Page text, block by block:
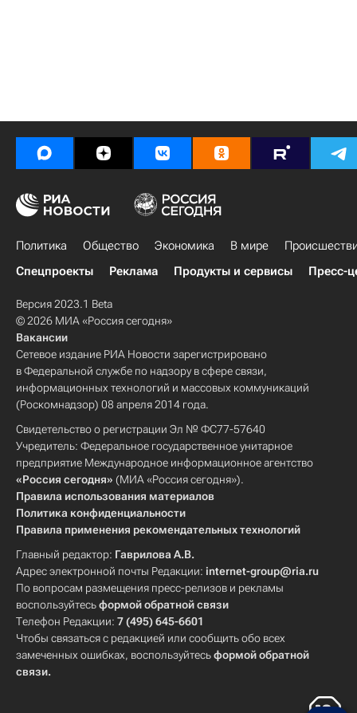
Политика Общество Экономика В мире
Спецпроекты
Реклама Продукты и сервисы Пресс-
Версия 2023.1 Beta
© 2026 МИА «Россия сегодня»
Вакансии
Сетевое издание РИА Новости зарегистрировано
в Федеральной службе по надзору в сфере связи,
информационных технологий и массовых коммуникаций
(Роскомнадзор) 08 апреля 2014 года.
Свидетельство о регистрации Эл № ФС77-57640
Учредитель: Федеральное государственное унитарное
предприятие Международное информационное агентство
«Россия сегодня» (МИА «Россия сегодня»).
Правила использования материалов
Политика конфиденциальности
Правила применения рекомендательных технологий
Главный редактор: Гаврилова А.В.
Адрес электронной почты Редакции: internet-group@ria.ru
По вопросам размещения пресс-релизов и рекламы
воспользуйтесьформой обратной связи
Телефон Редакции: 7 (495) 645-6601
Чтобы связаться с редакцией или сообщить обо всех
замеченных ошибках, воспользуйтесьформой обратной
связи.